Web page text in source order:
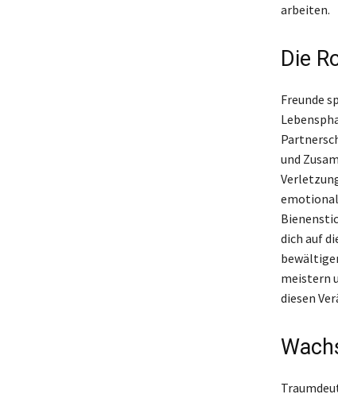
arbeiten.
Die
Freunde
und
dich auf
meistern
diesen